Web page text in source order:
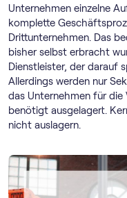
Unternehmen einzelne
komplette
Drittunternehmen. Das
bisher selbst erbracht
Dienstleister, der darauf
Allerdings werden nur
das Unternehmen für
benötigt ausgelagert.
nicht auslagern.